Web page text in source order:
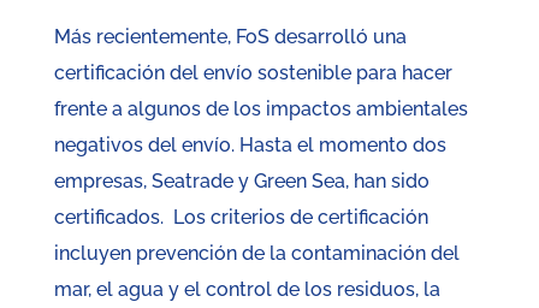
Más recientemente, FoS desarrolló una
certificación del envío sostenible para hacer
frente a algunos de los impactos ambientales
negativos del envío. Hasta el momento dos
empresas, Seatrade y Green Sea, han sido
certificados. Los criterios de certificación
incluyen prevención de la contaminación del
mar, el agua y el control de los residuos, la